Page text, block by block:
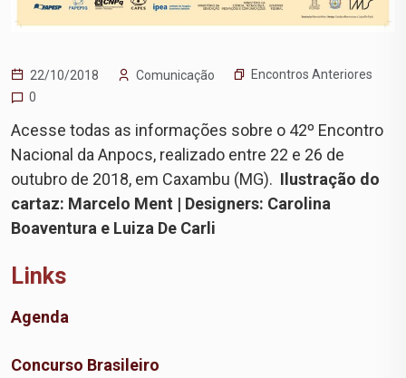
22/10/2018 Comunicação
Encontros Anteriores
0
Acesse todas as informações sobre o 42º Encontro
Nacional da Anpocs, realizado entre 22 e 26 de
outubro de 2018, em Caxambu (MG). Ilustração do
cartaz: Marcelo Ment | Designers: Carolina
Boaventura e Luiza De Carli
Links
Agenda
Concurso Brasileiro